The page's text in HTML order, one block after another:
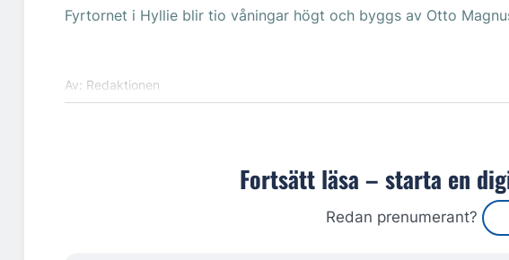
Fyrtornet i Hyllie blir tio våningar högt och byggs av Otto
Av: Redaktionen
Fortsätt läsa – starta en
Redan prenumerant?